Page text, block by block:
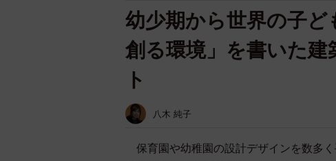
幼少期から世界の子
創る環境」を書いた建
ト
八木 純子
保育園や幼稚園の設計デザインを数多